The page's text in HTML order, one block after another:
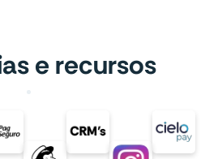
e recursos